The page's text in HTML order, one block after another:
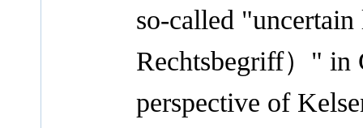
so-called
Rechtsbegriff）" in
perspective of